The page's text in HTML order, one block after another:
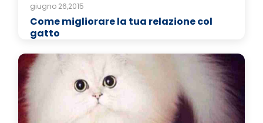
giugno 26,2015
Come migliorare la tua relazione col
gatto